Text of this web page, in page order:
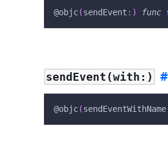
@objc(sendEvent : ) func
sendEvent(with:)
@objc(sendEventWithName